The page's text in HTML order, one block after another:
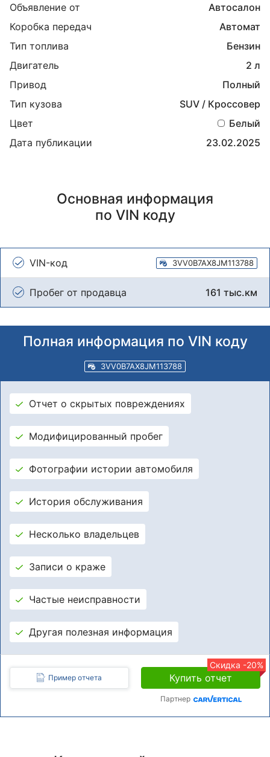
Объявление от
Автосалон
Коробка передач
Автомат
Тип топлива
Бензин
Двигатель
2 л
Привод
Полный
Тип кузова
SUV / Кроссовер
Цвет
Белый
Дата публикации
23.02.2025
Основная информация
по VIN коду
VIN-код 3VV0B7AX8JM113788
Пробег от продавца 161 тыс.км
Полная информация по VIN коду
3VV0B7AX8JM113788
Отчет о скрытых повреждениях
Модифицированный пробег
Фотографии истории автомобиля
История обслуживания
Несколько владельцев
Записи о краже
Частые неисправности
Другая полезная информация
Пример отчета
Скидка -20%
Купить отчет
Партнер